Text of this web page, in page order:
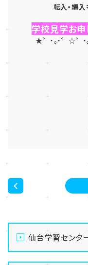
転入・編入
学校見学お申
★゜・。・゜☆゜・
仙台学習センタ